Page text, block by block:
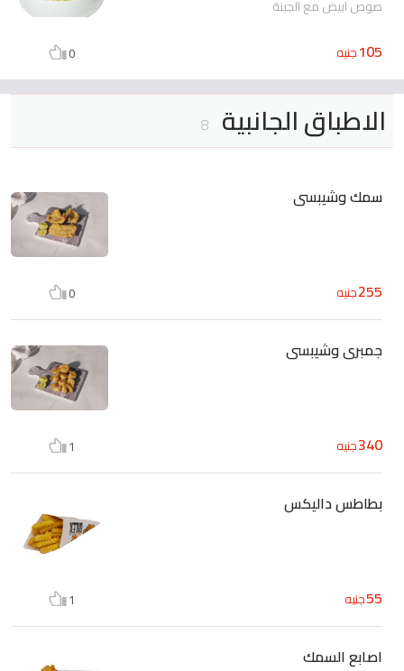
صوص ابيض مع الجبنة
105جنيه 0
الاطباق الجانبية 8
سمك وشيبسى
255جنيه 0
جمبرى وشيبسى
340جنيه 1
بطاطس داليكس
55جنيه 1
اصابع السمك